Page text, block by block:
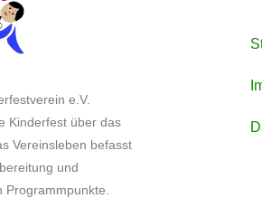
e.V.
Kinderfest über das
Vereinsleben befasst
und
Programmpunkte.